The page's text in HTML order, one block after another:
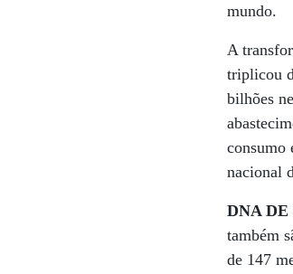
mundo.
A
triplicou
bilhões
consumo
nacional
DNA
também
de 147